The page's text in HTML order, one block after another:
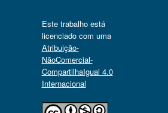
Este trabalho está
licenciado com uma
Atribuição-
NãoComercial-
CompartilhaIgual 4.0
Internacional